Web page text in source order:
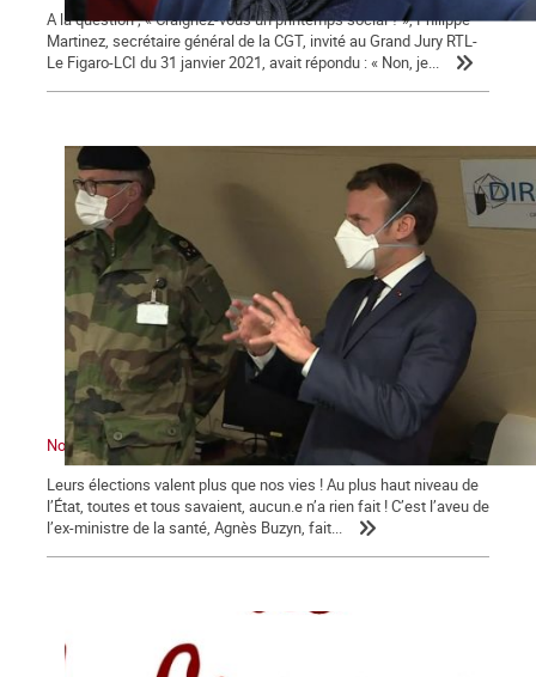
A la question ; « Craignez-vous un printemps social ? », Philippe
Martinez, secrétaire général de la CGT, invité au Grand Jury RTL-
Le Figaro-LCI du 31 janvier 2021, avait répondu : « Non, je...
Nous sommes en guerre … contre Macron !
Leurs élections valent plus que nos vies ! Au plus haut niveau de
l’État, toutes et tous savaient, aucun.e n’a rien fait ! C’est l’aveu de
l’ex-ministre de la santé, Agnès Buzyn, fait...